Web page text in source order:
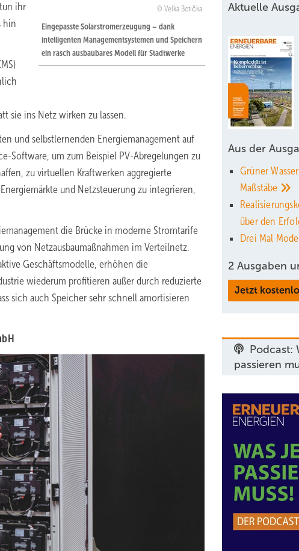
Velka Botička
Eingepasste Solarstromerzeugung – dank
intelligenten Managementsystemen und Speichern
ein rasch ausbaubares Modell für Stadtwerke
ihr
hin
sie ins Netz wirken zu lassen.
und selbstlernenden Energiemanagement auf
Software, um zum Beispiel PV-Abregelungen zu
zu virtuellen Kraftwerken aggregierte
und Netzsteuerung zu integrieren,
die Brücke in moderne Stromtarife
von Netzausbaumaßnahmen im Verteilnetz.
Geschäftsmodelle, erhöhen die
wiederum profitieren außer durch reduzierte
sich auch Speicher sehr schnell amortisieren
Aktuelle
Aus der
Grüner
Maßstäbe
über den
Drei Mal
2 Ausgaben
Jetzt
Podcast:
passieren